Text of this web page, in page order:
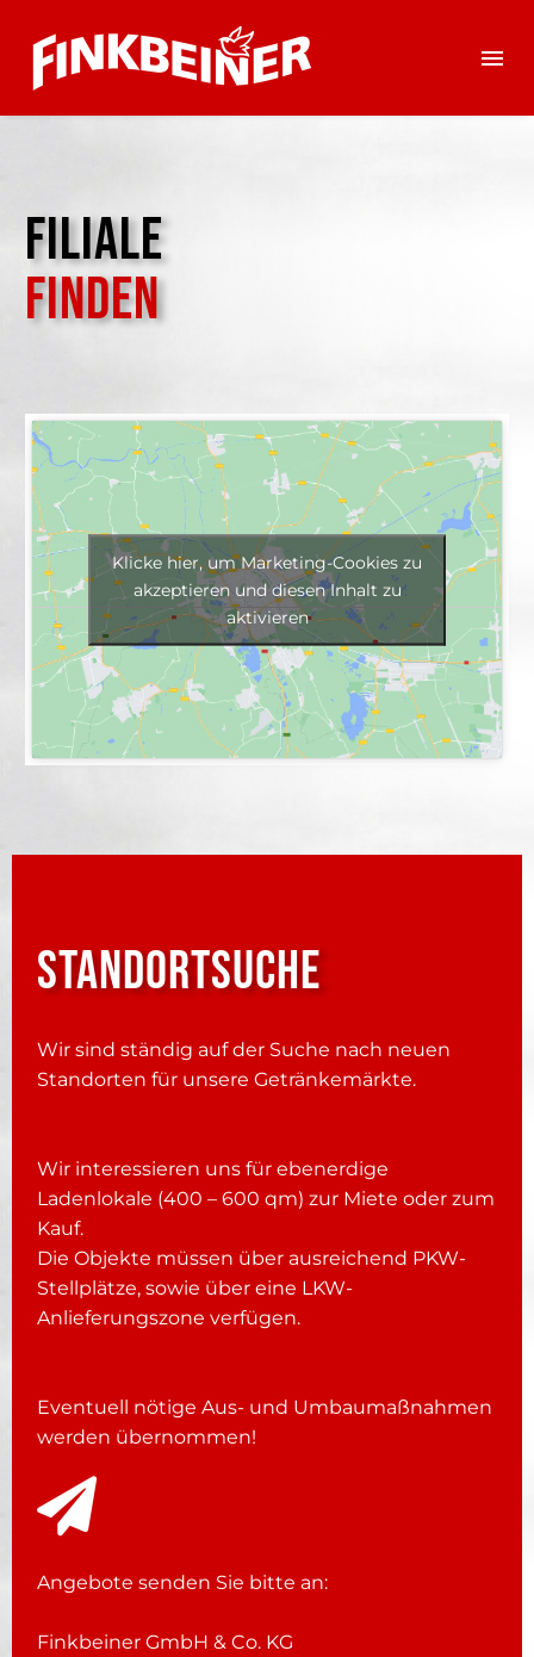
FILIALE
FINDEN
Klicke hier, um Marketing-Cookies zu
akzeptieren und diesen Inhalt zu
aktivieren
STANDORTSUCHE
Wir sind ständig auf der Suche nach neuen
Standorten für unsere Getränkemärkte.
Wir interessieren uns für ebenerdige
Ladenlokale (400 – 600 qm) zur Miete oder zum
Kauf.
Die Objekte müssen über ausreichend PKW-
Stellplätze, sowie über eine LKW-
Anlieferungszone verfügen.
Eventuell nötige Aus- und Umbaumaßnahmen
werden übernommen!
Angebote senden Sie bitte an:
Finkbeiner GmbH & Co. KG